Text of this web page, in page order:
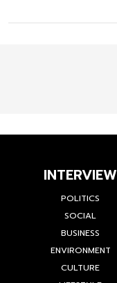
INTERVIEW
POLITICS
SOCIAL
BUSINESS
ENVIRONMENT
CULTURE